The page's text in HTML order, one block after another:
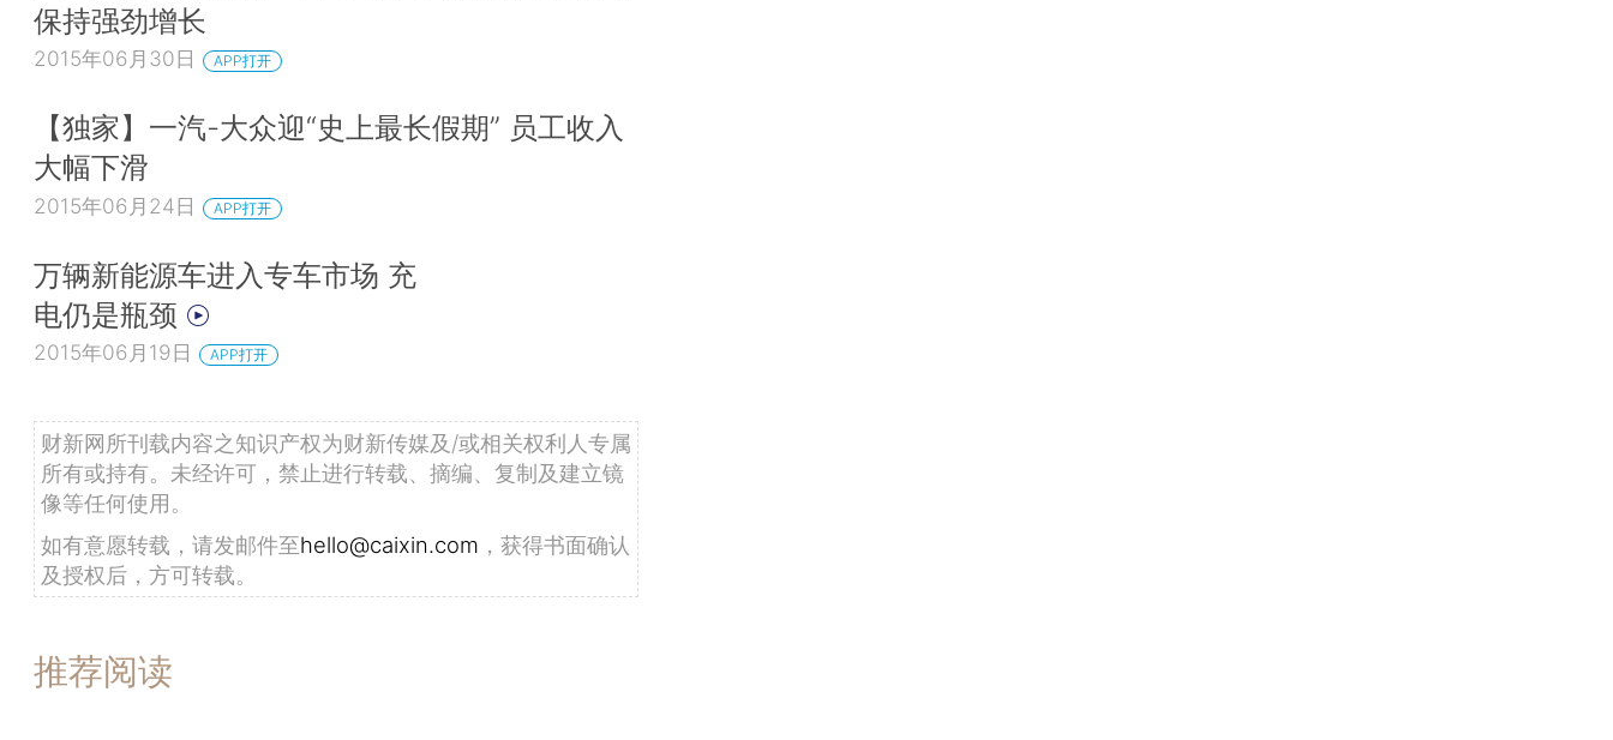
保持强劲增长
2015年06月30日 APP打开
【独家】一汽-大众迎“史上最长假期” 员工收入
大幅下滑
2015年06月24日 APP打开
万辆新能源车进入专车市场 充
电仍是瓶颈
2015年06月19日 APP打开
财新网所刊载内容之知识产权为财新传媒及/或相关权利人专属
所有或持有。未经许可，禁止进行转载、摘编、复制及建立镜
像等任何使用。
如有意愿转载，请发邮件至hello@caixin.com ，获得书面确认
及授权后，方可转载。
推荐阅读